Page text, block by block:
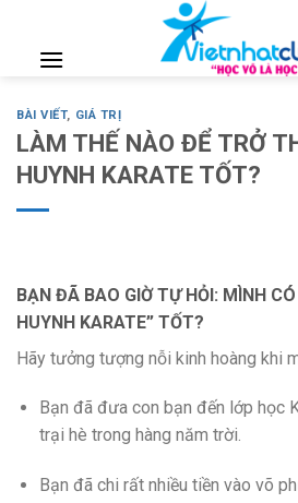
content
BÀI VIẾT, GIÁ TRỊ
LÀM THẾ NÀO ĐỂ TRỞ
HUYNH KARATE TỐT?
BẠN ĐÃ BAO GIỜ TỰ HỎI: MÌNH
HUYNH KARATE” TỐT?
Hãy tưởng tượng nỗi kinh hoàng khi
Bạn đã đưa con bạn đến lớp học
trại hè trong hàng năm trời.
Bạn đã chi rất nhiều tiền vào võ